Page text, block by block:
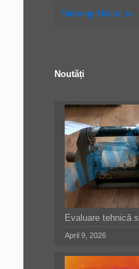
Sitemap Haintz.ro
Noutăți
Evaluare tehnică
April 9, 2026